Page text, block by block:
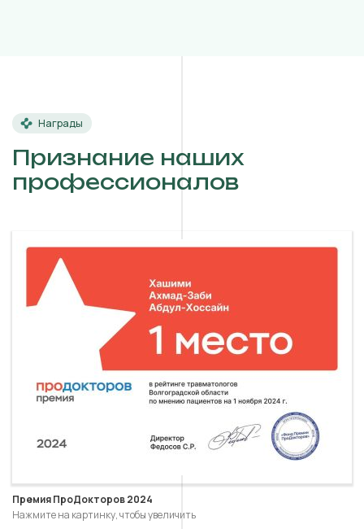
Награды
Признание наших
профессионалов
Премия ПроДокторов 2024
Нажмите на картинку, чтобы увеличить